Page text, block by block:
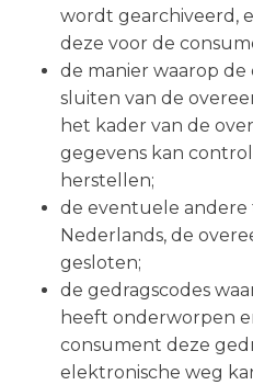
wordt gearchiveerd,
deze voor de
de manier waarop
sluiten van de
het kader van de
gegevens kan
herstellen;
de eventuele andere
Nederlands, de
gesloten;
de gedragscodes
heeft onderworpen
consument deze
elektronische weg